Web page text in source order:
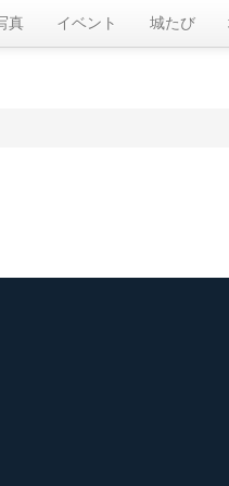
真 イベント 城たび